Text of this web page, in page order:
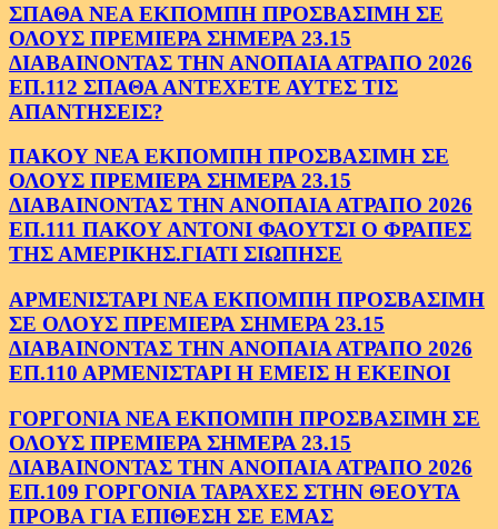
ΣΠΑΘΑ ΝΕΑ ΕΚΠΟΜΠΗ ΠΡΟΣΒΑΣΙΜΗ ΣΕ
ΟΛΟΥΣ ΠΡΕΜΙΕΡΑ ΣΗΜΕΡΑ 23.15
ΔΙΑΒΑΙΝΟΝΤΑΣ ΤΗΝ ΑΝΟΠΑΙΑ ΑΤΡΑΠΟ 2026
ΕΠ.112 ΣΠΑΘΑ ΑΝΤΕΧΕΤΕ ΑΥΤΕΣ ΤΙΣ
ΑΠΑΝΤΗΣΕΙΣ?
ΠΑΚΟΥ ΝΕΑ ΕΚΠΟΜΠΗ ΠΡΟΣΒΑΣΙΜΗ ΣΕ
ΟΛΟΥΣ ΠΡΕΜΙΕΡΑ ΣΗΜΕΡΑ 23.15
ΔΙΑΒΑΙΝΟΝΤΑΣ ΤΗΝ ΑΝΟΠΑΙΑ ΑΤΡΑΠΟ 2026
ΕΠ.111 ΠΑΚΟΥ ΑΝΤΟΝΙ ΦΑΟΥΤΣΙ Ο ΦΡΑΠΕΣ
ΤΗΣ ΑΜΕΡΙΚΗΣ.ΓΙΑΤΙ ΣΙΩΠΗΣΕ
ΑΡΜΕΝΙΣΤΑΡΙ ΝΕΑ ΕΚΠΟΜΠΗ ΠΡΟΣΒΑΣΙΜΗ
ΣΕ ΟΛΟΥΣ ΠΡΕΜΙΕΡΑ ΣΗΜΕΡΑ 23.15
ΔΙΑΒΑΙΝΟΝΤΑΣ ΤΗΝ ΑΝΟΠΑΙΑ ΑΤΡΑΠΟ 2026
ΕΠ.110 ΑΡΜΕΝΙΣΤΑΡΙ Η ΕΜΕΙΣ Η ΕΚΕΙΝΟΙ
ΓΟΡΓΟΝΙΑ ΝΕΑ ΕΚΠΟΜΠΗ ΠΡΟΣΒΑΣΙΜΗ ΣΕ
ΟΛΟΥΣ ΠΡΕΜΙΕΡΑ ΣΗΜΕΡΑ 23.15
ΔΙΑΒΑΙΝΟΝΤΑΣ ΤΗΝ ΑΝΟΠΑΙΑ ΑΤΡΑΠΟ 2026
ΕΠ.109 ΓΟΡΓΟΝΙΑ ΤΑΡΑΧΕΣ ΣΤΗΝ ΘΕΟΥΤΑ
ΠΡΟΒΑ ΓΙΑ ΕΠΙΘΕΣΗ ΣΕ ΕΜΑΣ